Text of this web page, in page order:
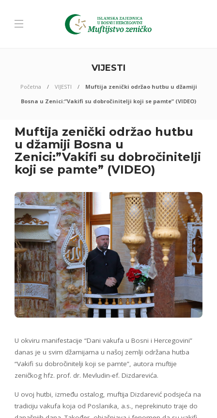
VIJESTI
Početna VIJESTI
Muftija zenički održao hutbu u džamiji
Bosna u Zenici:”Vakifi su dobročinitelji koji se pamte” (VIDEO)
Muftija zenički održao hutbu
u džamiji Bosna u
Zenici:”Vakifi su dobročinitelji
koji se pamte” (VIDEO)
U okviru manifestacije “Dani vakufa u Bosni i Hercegovini”
danas je u svim džamijama u našoj zemlji održana hutba
“Vakifi su dobročinitelji koji se pamte”, autora muftije
zeničkog hfz. prof. dr. Mevludin-ef. Dizdarevića.
U ovoj hutbi, između ostalog, muftija Dizdarević podsjeća na
tradiciju vakufa koja od Poslanika, a.s., neprekinuto traje do